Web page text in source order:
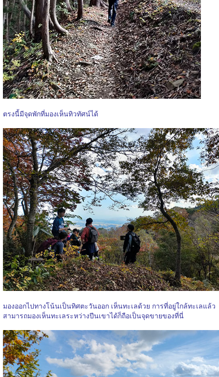
ตรงนี้มีจุดพักที่มองเห็นทิวทัศน์ได้
มองออกไปทางโน้นเป็นทิศตะวันออก เห็นทะเลด้วย การที่อยู่ใกล้ทะเลแล้ว
สามารถมองเห็นทะเลระหว่างปีนเขาได้ก็ถือเป็นจุดขายของที่นี่